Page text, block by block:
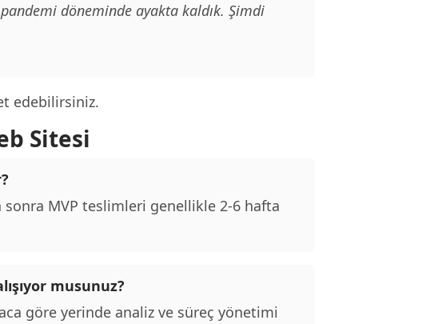
döneminde ayakta kaldık. Şimdi
edebilirsiniz.
Sitesi
MVP teslimleri genellikle 2-6 hafta
musunuz?
göre yerinde analiz ve süreç yönetimi